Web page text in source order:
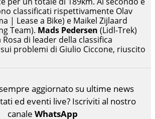
classificati rispettivamente Olav
| Lease a Bike) e Maikel Zijlaard
Team). Mads Pedersen (Lidl-Trek)
di leader della classifica
problemi di Giulio Ciccone, riuscito
aggiornato su ultime news
ed eventi live? Iscriviti al nostro
canale WhatsApp